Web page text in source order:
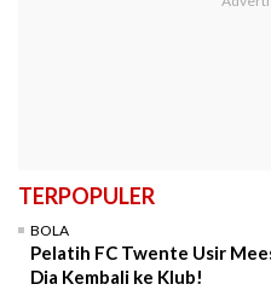
TERPOPULER
BOLA
Pelatih FC Twente Usir
Dia Kembali ke Klub!